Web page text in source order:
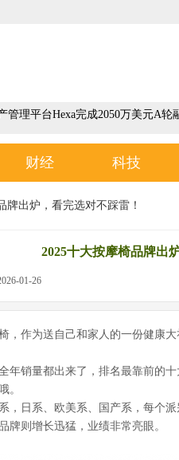
理平台Hexa完成2050万美元A轮融
财经 科技
牌出炉，看完选对不踩雷！
2025十大按摩椅品牌出
01-26
，作为送自己和家人的一份健康
年销量都出来了，排名最靠前的
。
，日系、欧美系、国产系，每个
牌则增长迅猛，业绩非常亮眼。